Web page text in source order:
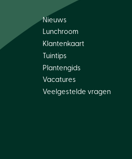
maat XL (160cm)
Nieuws
Lunchroom
Klantenkaart
Tuintips
Plantengids
Vacatures
Veelgestelde vragen